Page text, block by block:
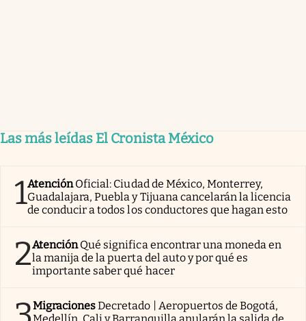
Las más leídas El Cronista México
1AtenciónOficial: Ciudad de México, Monterrey,
Guadalajara, Puebla y Tijuana cancelarán la licencia
de conducir a todos los conductores que hagan esto
2AtenciónQué significa encontrar una moneda en
la manija de la puerta del auto y por qué es
importante saber qué hacer
MigracionesDecretado | Aeropuertos de Bogotá,